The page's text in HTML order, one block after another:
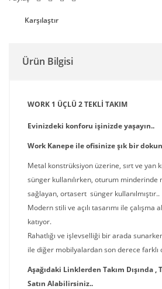
Karşılaştır
Ürün Bilgisi
WORK 1 ÜÇLÜ 2 TEKLİ TAKIM
Evinizdeki konforu işinizde yaşayın..
Work Kanepe ile ofisinize şık bir
Metal konstrüksiyon üzerine, sırt ve yan
sünger kullanılırken, oturum minderinde
sağlayan, ortasert sünger kullanılmıştır..
Modern stili ve açılı tasarımı ile çalışma
katıyor.
Rahatlığı ve işlevselliği bir arada
ile diğer mobilyalardan son derece farklı
Aşağıdaki Linklerden Takım Dışında ,
Satın Alabilirsiniz..